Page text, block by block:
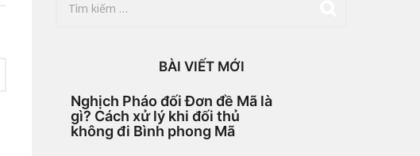
BÀI VIẾT MỚI
Nghịch Pháo đối Đơn đề Mã là
gì? Cách xử lý khi đối thủ
không đi Bình phong Mã